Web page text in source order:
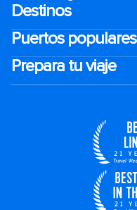
Destinos
Puertos populares
Prepara tu viaje